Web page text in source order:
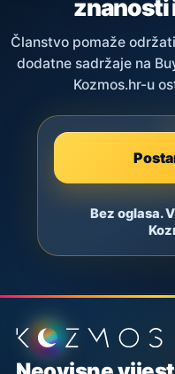
znanosti
Članstvo pomaže
dodatne sadržaje na
Kozmos.hr-u
Bez oglasa.
Podnožje stranice